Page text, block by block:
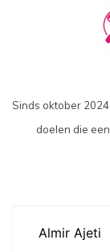
Sinds oktober
doelen die